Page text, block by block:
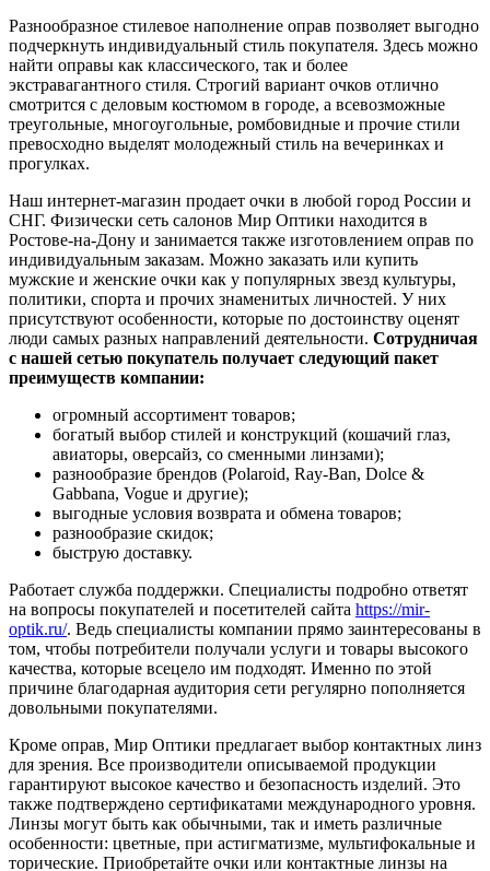
Разнообразное стилевое наполнение оправ позволяет выгодно
подчеркнуть индивидуальный стиль покупателя. Здесь можно
найти оправы как классического, так и более
экстравагантного стиля. Строгий вариант очков отлично
смотрится с деловым костюмом в городе, а всевозможные
треугольные, многоугольные, ромбовидные и прочие стили
превосходно выделят молодежный стиль на вечеринках и
прогулках.
Наш интернет-магазин продает очки в любой город России и
СНГ. Физически сеть салонов Мир Оптики находится в
Ростове-на-Дону и занимается также изготовлением оправ по
индивидуальным заказам. Можно заказать или купить
мужские и женские очки как у популярных звезд культуры,
политики, спорта и прочих знаменитых личностей. У них
присутствуют особенности, которые по достоинству оценят
люди самых разных направлений деятельности. Сотрудничая
с нашей сетью покупатель получает следующий пакет
преимуществ компании:
огромный ассортимент товаров;
богатый выбор стилей и конструкций (кошачий глаз,
авиаторы, оверсайз, со сменными линзами);
разнообразие брендов (Polaroid, Ray-Ban, Dolce &
Gabbana, Vogue и другие);
выгодные условия возврата и обмена товаров;
разнообразие скидок;
быструю доставку.
Работает служба поддержки. Специалисты подробно ответят
на вопросы покупателей и посетителей сайта https://mir-
optik.ru/. Ведь специалисты компании прямо заинтересованы в
том, чтобы потребители получали услуги и товары высокого
качества, которые всецело им подходят. Именно по этой
причине благодарная аудитория сети регулярно пополняется
довольными покупателями.
Кроме оправ, Мир Оптики предлагает выбор контактных линз
для зрения. Все производители описываемой продукции
гарантируют высокое качество и безопасность изделий. Это
также подтверждено сертификатами международного уровня.
Линзы могут быть как обычными, так и иметь различные
особенности: цветные, при астигматизме, мультифокальные и
торические. Приобретайте очки или контактные линзы на